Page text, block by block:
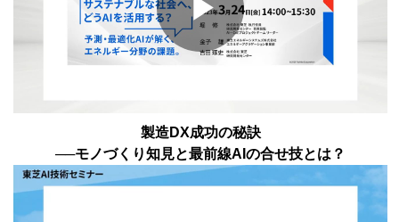
Play
Video
製造DX成功の秘訣
──モノづくり知見と最前線AIの合せ技とは？